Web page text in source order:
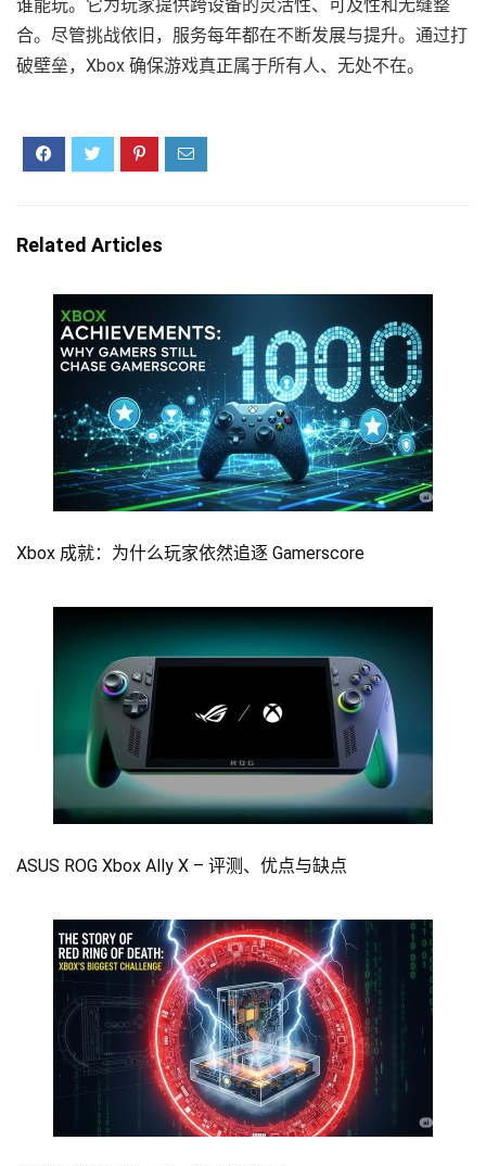
谁能玩。它为玩家提供跨设备的灵活性、可及性和无缝整
合。尽管挑战依旧，服务每年都在不断发展与提升。通过打
破壁垒，Xbox 确保游戏真正属于所有人、无处不在。
Related Articles
Xbox 成就：为什么玩家依然追逐 Gamerscore
ASUS ROG Xbox Ally X – 评测、优点与缺点